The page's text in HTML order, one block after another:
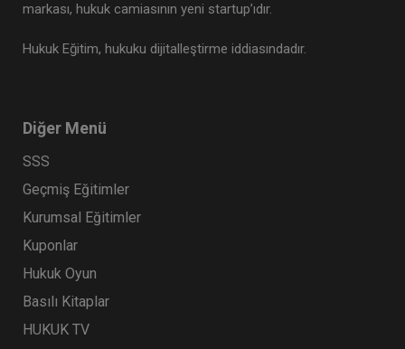
IX. Oturum
360 TL
Tüketici Hukuku Enstitüsü
markası, hukuk camiasının yeni startup’ıdır.
Hukuk Eğitim, hukuku dijitalleştirme iddiasındadır.
Diğer Menü
SSS
Geçmiş Eğitimler
Kurumsal Eğitimler
Kuponlar
Hukuk Oyun
Basılı Kitaplar
HUKUK TV